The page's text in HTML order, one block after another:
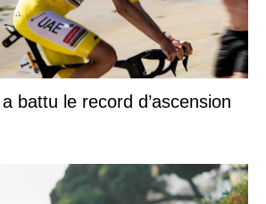
battu le record d’ascension